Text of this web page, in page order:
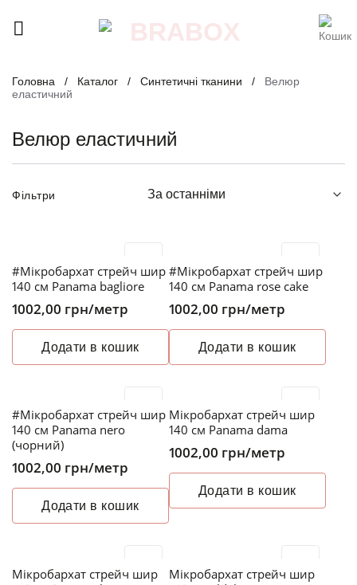
Головна / Каталог / Синтетичні тканини /
Велюр
еластичний
Велюр еластичний
Фільтри
#Мікробархат стрейч шир
140 см Panama bagliore
1002,00 грн/метр
Додати в кошик
#Мікробархат стрейч шир
140 см Panama rose cake
1002,00 грн/метр
Додати в кошик
#Мікробархат стрейч шир
140 см Panama nero
(чорний)
1002,00 грн/метр
Додати в кошик
Мікробархат стрейч шир
140 см Panama dama
1002,00 грн/метр
Додати в кошик
Мікробархат стрейч шир
Мікробархат стрейч шир